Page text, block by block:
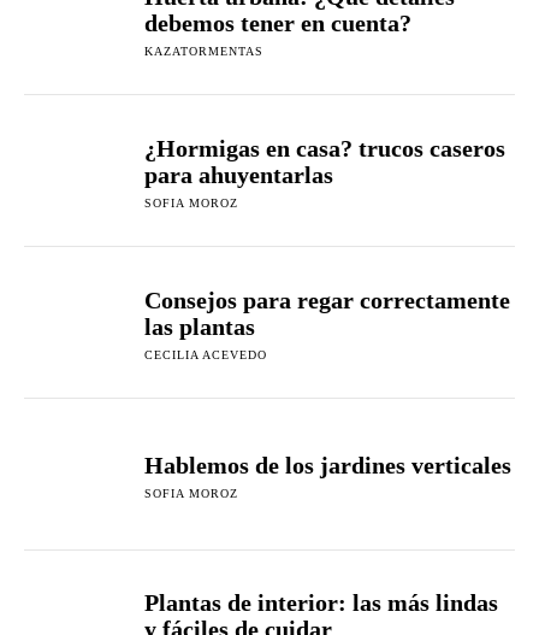
debemos tener en cuenta?
KAZATORMENTAS
¿Hormigas en casa? trucos caseros
para ahuyentarlas
SOFIA MOROZ
Consejos para regar correctamente
las plantas
CECILIA ACEVEDO
Hablemos de los jardines verticales
SOFIA MOROZ
Plantas de interior: las más lindas
y fáciles de cuidar